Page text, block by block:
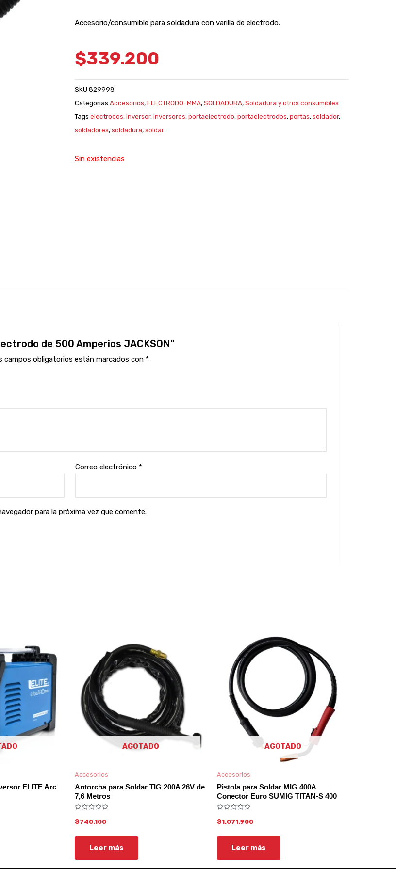
Accesorio/consumible para soldadura con varilla de electrodo.
$339.200
SKU 829998
Categorías Accesorios,ELECTRODO-MMA,SOLDADURA,Soldadura y otros consumibles
Tags electrodos,inversor,inversores,portaelectrodo,portaelectrodos,portas,soldador,
soldadores,soldadura,soldar
Sin existencias
de 500 Amperios JACKSON”
campos obligatorios están marcados con *
Correo electrónico *
para la próxima vez que comente.
ELITE Arc
AGOTADO
Accesorios
Antorcha para Soldar TIG 200A 26V de
7,6 Metros
con
$740.100
Leer más
AGOTADO
Accesorios
Pistola para Soldar MIG 400A
Conector Euro SUMIG TITAN-S 400
con
$1.071.900
Leer más